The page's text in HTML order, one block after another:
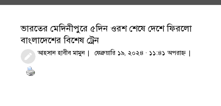
ভারতের মেদিনীপুরে ৫দিন ওরশ শেষে দেশে ফিরলো
বাংলাদেশের বিশেষ ট্রেন
আহসান হাবীব মামুন ফেব্রুয়ারি ১৯, ২০২৪ · ১১:৪১ অপরাহ্ণ